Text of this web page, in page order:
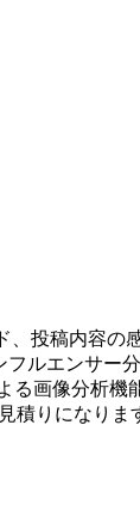
投稿内容
ルエンサー
画像分析
積りになりま